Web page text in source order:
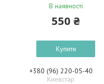
В наявності
550 ₴
Купити
+380 (96) 220-05-40
Киевстар